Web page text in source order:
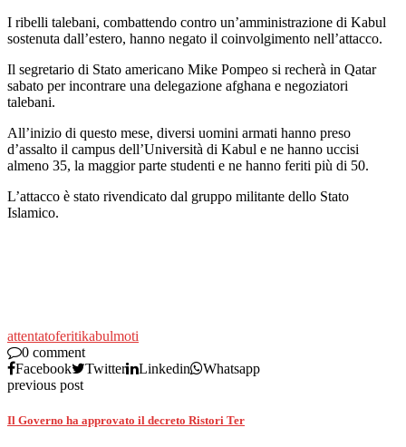
I ribelli talebani, combattendo contro un’amministrazione di Kabul
sostenuta dall’estero, hanno negato il coinvolgimento nell’attacco.
Il segretario di Stato americano Mike Pompeo si recherà in Qatar
sabato per incontrare una delegazione afghana e negoziatori
talebani.
All’inizio di questo mese, diversi uomini armati hanno preso
d’assalto il campus dell’Università di Kabul e ne hanno uccisi
almeno 35, la maggior parte studenti e ne hanno feriti più di 50.
L’attacco è stato rivendicato dal gruppo militante dello Stato
Islamico.
attentatoferitikabulmoti
0 comment
Facebook
Twitter Linkedin
Whatsapp
previous post
Il Governo ha approvato il decreto Ristori Ter